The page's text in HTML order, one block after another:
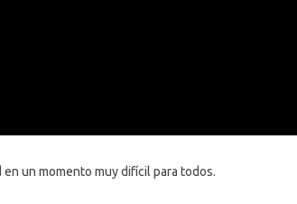
un momento muy difícil para todos.